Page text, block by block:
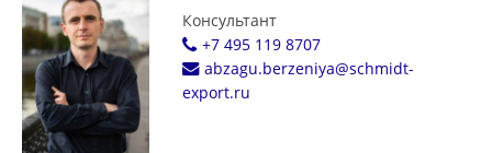
Консультант
+7 495 119 8707
abzagu.berzeniya@schmidt-
export.ru